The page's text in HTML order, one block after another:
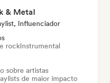
& Metal
Influenciador
rockInstrumental
sobre artistas
de maior impacto